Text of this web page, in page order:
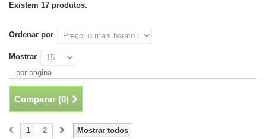
Existem 17 produtos.
Ordenar por
Mostrar
por página
Comparar (0)
Mostrar todos
1 2